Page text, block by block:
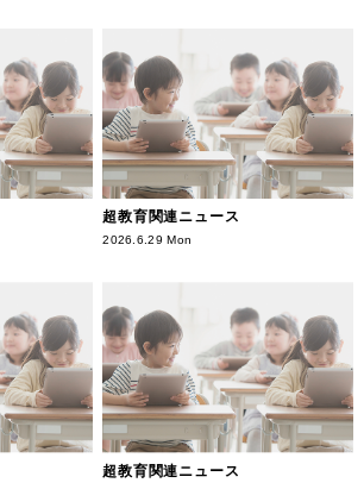
超教育関連ニュース
2026.6.29 Mon
超教育関連ニュース